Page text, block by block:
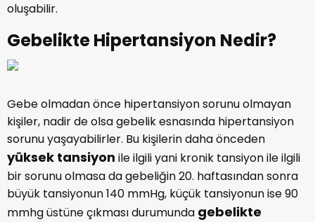
oluşabilir.
Gebelikte Hipertansiyon Nedir?
Gebe olmadan önce hipertansiyon sorunu olmayan
kişiler, nadir de olsa gebelik esnasında hipertansiyon
sorunu yaşayabilirler. Bu kişilerin daha önceden
yüksek tansiyon ile ilgili yani kronik tansiyon ile ilgili
bir sorunu olmasa da gebeliğin 20. haftasından sonra
büyük tansiyonun 140 mmHg, küçük tansiyonun ise 90
mmhg üstüne çıkması durumunda gebelikte